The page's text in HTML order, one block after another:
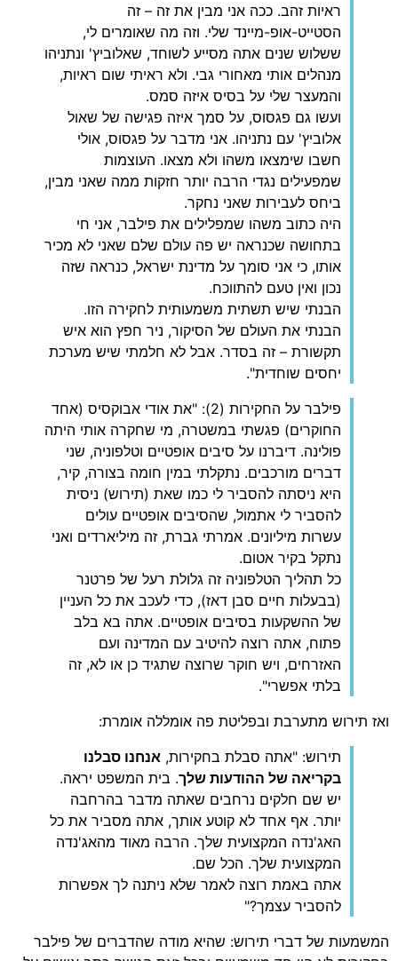
ראיות זהב. ככה אני מבין את זה – זה
הסטייט-אופ-מיינד שלי. וזה מה שאומרים לי,
ששלוש שנים אתה מסייע לשוחד, שאלוביץ' ונתניהו
מנהלים אותי מאחורי גבי. ולא ראיתי שום ראיות,
והמעצר שלי על בסיס איזה סמס.
ועשו גם פגסוס, על סמך איזה פגישה של שאול
אלוביץ' עם נתניהו. אני מדבר על פגסוס, אולי
חשבו שימצאו משהו ולא מצאו. העוצמות
שמפעילים נגדי הרבה יותר חזקות ממה שאני מבין,
ביחס לעבירות שאני נחקר.
היה כתוב משהו שמפלילים את פילבר, אני חי
בתחושה שכנראה יש פה עולם שלם שאני לא מכיר
אותו, כי אני סומך על מדינת ישראל, כנראה שזה
נכון ואין טעם להתווכח.
הבנתי שיש תשתית משמעותית לחקירה הזו.
הבנתי את העולם של הסיקור, ניר חפץ הוא איש
תקשורת – זה בסדר. אבל לא חלמתי שיש מערכת
יחסים שוחדית".
פילבר על החקירות (2): "את אודי אבוקסיס (אחד
החוקרים) פגשתי במשטרה, מי שחקרה אותי היתה
פולינה. דיברנו על סיבים אופטיים וטלפוניה, שני
דברים מורכבים. נתקלתי במין חומה בצורה, קיר,
היא ניסתה להסביר לי כמו שאת (תירוש) ניסית
להסביר לי אתמול, שהסיבים אופטיים עולים
עשרות מיליונים. אמרתי גברת, זה מיליארדים ואני
נתקל בקיר אטום.
כל תהליך הטלפוניה זה גלולת רעל של פרטנר
(בבעלות חיים סבן דאז), כדי לעכב את כל העניין
של ההשקעות בסיבים אופטיים. אתה בא בלב
פתוח, אתה רוצה להיטיב עם המדינה ועם
האזרחים, ויש חוקר שרוצה שתגיד כן או לא, זה
בלתי אפשרי".
ואז תירוש מתערבת ובפליטת פה אומללה אומרת:
תירוש: "אתה סבלת בחקירות, אנחנו סבלנו
בקריאה של ההודעות שלך. בית המשפט יראה.
יש שם חלקים נרחבים שאתה מדבר בהרחבה
יותר. אף אחד לא קוטע אותך, אתה מסביר את כל
האג'נדה המקצועית שלך. הרבה מאוד מהאג'נדה
המקצועית שלך. הכל שם.
אתה באמת רוצה לאמר שלא ניתנה לך אפשרות
להסביר עצמך?"
המשמעות של דברי תירוש: שהיא מודה שהדברים של פילבר